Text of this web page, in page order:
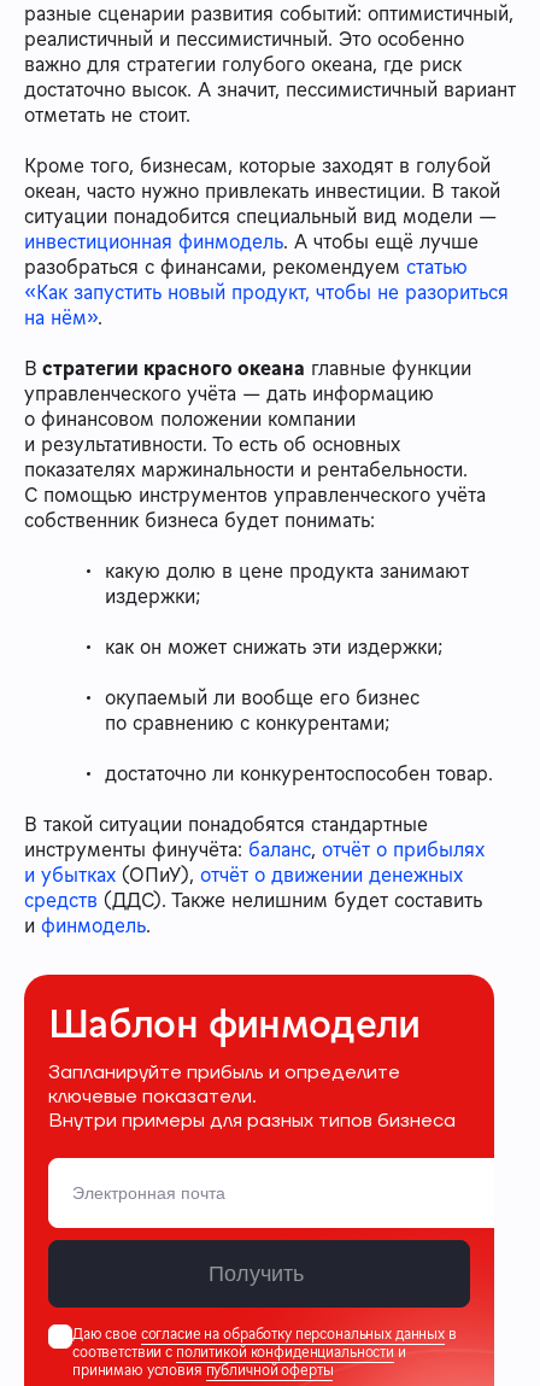
разные сценарии развития событий: оптимистичный,
реалистичный и пессимистичный. Это особенно
важно для стратегии голубого океана, где риск
достаточно высок. А значит, пессимистичный вариант
отметать не стоит.
Кроме того, бизнесам, которые заходят в голубой
океан, часто нужно привлекать инвестиции. В такой
ситуации понадобится специальный вид модели —
инвестиционная финмодель. А чтобы ещё лучше
разобраться с финансами, рекомендуем статью
«Как запустить новый продукт, чтобы не разориться
на нём».
В стратегии красного океана главные функции
управленческого учёта — дать информацию
о финансовом положении компании
и результативности. То есть об основных
показателях маржинальности и рентабельности.
С помощью инструментов управленческого учёта
собственник бизнеса будет понимать:
какую долю в цене продукта занимают
издержки;
как он может снижать эти издержки;
окупаемый ли вообще его бизнес
по сравнению с конкурентами;
достаточно ли конкурентоспособен товар.
В такой ситуации понадобятся стандартные
инструменты финучёта: баланс, отчёт о прибылях
и убытках (ОПиУ), отчёт о движении денежных
средств (ДДС). Также нелишним будет составить
и финмодель.
Шаблон финмодели
Запланируйте прибыль и определите
ключевые показатели.
Внутри примеры для разных типов бизнеса
Получить
Даю свое согласие на обработку персональных данных в
соответствии сполитикой конфиденциальностии
принимаю условияпубличной оферты